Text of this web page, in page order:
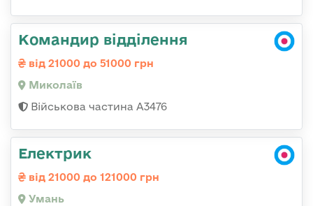
Командир відділення
від 21000 до 51000 грн
Миколаїв
Військова частина А3476
Електрик
від 21000 до 121000 грн
Умань